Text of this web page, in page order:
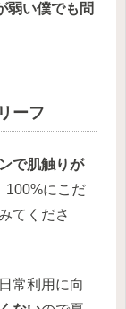
弱い僕でも問
ーフ
で肌触りが
100%にこだ
てくださ
常利用に向